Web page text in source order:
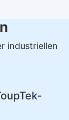
industriellen